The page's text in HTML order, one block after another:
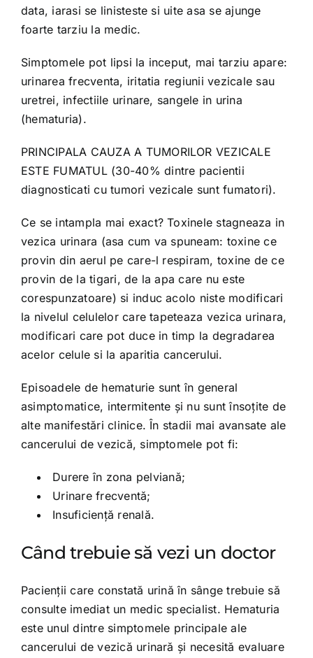
data, iarasi se linisteste si uite asa se ajunge
foarte tarziu la medic.
Simptomele pot lipsi la inceput, mai tarziu apare:
urinarea frecventa, iritatia regiunii vezicale sau
uretrei, infectiile urinare, sangele in urina
(hematuria).
PRINCIPALA CAUZA A TUMORILOR VEZICALE
ESTE FUMATUL (30-40% dintre pacientii
diagnosticati cu tumori vezicale sunt fumatori).
Ce se intampla mai exact? Toxinele stagneaza in
vezica urinara (asa cum va spuneam: toxine ce
provin din aerul pe care-l respiram, toxine de ce
provin de la tigari, de la apa care nu este
corespunzatoare) si induc acolo niste modificari
la nivelul celulelor care tapeteaza vezica urinara,
modificari care pot duce in timp la degradarea
acelor celule si la aparitia cancerului.
Episoadele de hematurie sunt în general
asimptomatice, intermitente și nu sunt însoțite de
alte manifestări clinice. În stadii mai avansate ale
cancerului de vezică, simptomele pot fi:
Durere în zona pelviană;
Urinare frecventă;
Insuficiență renală.
Când trebuie să vezi un doctor
Pacienții care constată urină în sânge trebuie să
consulte imediat un medic specialist. Hematuria
este unul dintre simptomele principale ale
cancerului de vezică urinară și necesită evaluare